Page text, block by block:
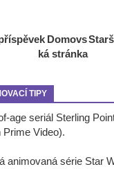
Domovs
ká stránka
TIPY
age seriál Sterling
Prime Video).
animovaná série Star